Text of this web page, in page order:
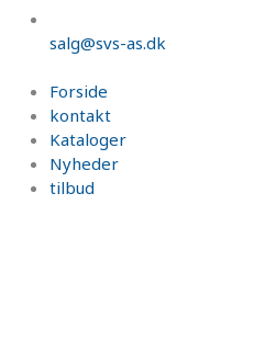
salg@svs-as.dk
Forside
kontakt
Kataloger
Nyheder
tilbud